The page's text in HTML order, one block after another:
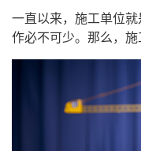
一直以来，施工单位
作必不可少。那么，